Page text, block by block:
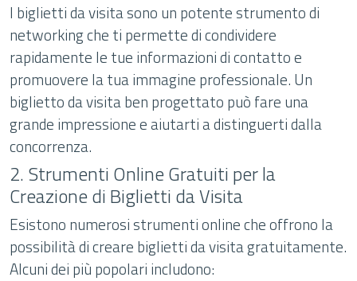
I biglietti da visita sono un potente strumento di
networking che ti permette di condividere
rapidamente le tue informazioni di contatto e
promuovere la tua immagine professionale. Un
biglietto da visita ben progettato può fare una
grande impressione e aiutarti a distinguerti dalla
concorrenza.
2. Strumenti Online Gratuiti per la
Creazione di Biglietti da Visita
Esistono numerosi strumenti online che offrono la
possibilità di creare biglietti da visita gratuitamente.
Alcuni dei più popolari includono: